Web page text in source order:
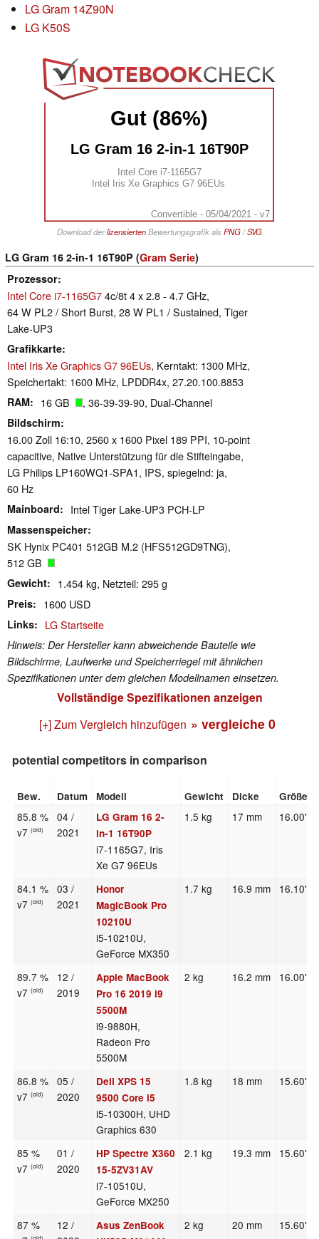
LG Gram 14Z90N
LG K50S
Gut (86%)
LG Gram 16 2-in-1 16T90P
Intel Core i7-1165G7
Intel Iris Xe Graphics G7 96EUs
Convertible - 05/04/2021 - v7
Download derlizensiertenBewertungsgrafik als PNG/SVG
LG Gram 16 2-in-1 16T90P (Gram Serie)
Prozessor
Intel Core i7-1165G74c/8t 4 x 2.8 - 4.7 GHz,
64 W PL2 / Short Burst, 28 W PL1 / Sustained, Tiger
Lake-UP3
Grafikkarte
Intel Iris Xe Graphics G7 96EUs, Kerntakt: 1300 MHz,
Speichertakt: 1600 MHz, LPDDR4x, 27.20.100.8853
RAM 16 GB , 36-39-39-90, Dual-Channel
Bildschirm
16.00 Zoll 16:10, 2560 x 1600 Pixel 189 PPI, 10-point
capacitive, Native Unterstützung für die Stifteingabe,
LG Philips LP160WQ1-SPA1, IPS, spiegelnd: ja,
60 Hz
Mainboard Intel Tiger Lake-UP3 PCH-LP
Massenspeicher
SK Hynix PC401 512GB M.2 (HFS512GD9TNG),
512 GB
Gewicht 1.454 kg, Netzteil: 295 g
Preis 1600 USD
Links LG Startseite
Hinweis: Der Hersteller kann abweichende Bauteile wie
Bildschirme, Laufwerke und Speicherriegel mit ähnlichen
Spezifikationen unter dem gleichen Modellnamen einsetzen.
Vollständige Spezifikationen anzeigen
[+] Zum Vergleich hinzufügen » vergleiche 0
potential competitors in comparison
Bew. Datum Modell Gewicht Dicke Größe
85.8 %
v7(old)
04 /
2021
LG Gram 16 2-
in-1 16T90P
i7-1165G7, Iris
Xe G7 96EUs
1.5 kg 17 mm 16.00"
84.1 %
v7(old)
03 /
2021
Honor
MagicBook Pro
10210U
i5-10210U,
GeForce MX350
1.7 kg 16.9 mm 16.10"
89.7 %
v7(old)
12 /
2019
Apple MacBook
Pro 16 2019 i9
5500M
i9-9880H,
Radeon Pro
5500M
2 kg 16.2 mm 16.00"
86.8 %
v7(old)
05 /
2020
Dell XPS 15
9500 Core i5
i5-10300H, UHD
Graphics 630
1.8 kg 18 mm 15.60"
85 %
v7(old)
01 /
2020
HP Spectre X360
15-5ZV31AV
i7-10510U,
GeForce MX250
2.1 kg 19.3 mm 15.60"
87 %
12 /
Asus ZenBook
2 kg 20 mm 15.60"